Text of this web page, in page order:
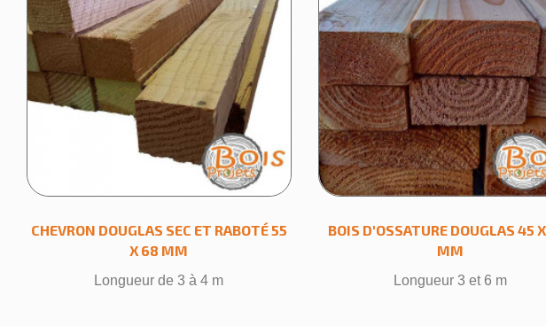
CHEVRON DOUGLAS SEC ET RABOTÉ 55
X 68 MM
Longueur de 3 à 4 m
BOIS D'OSSATURE DOUGLAS 45
MM
Longueur 3 et 6 m